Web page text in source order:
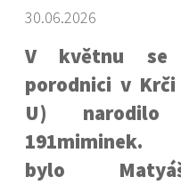
30.06.2026
V květnu
porodnici v
U) narodilo
191miminek.
bylo